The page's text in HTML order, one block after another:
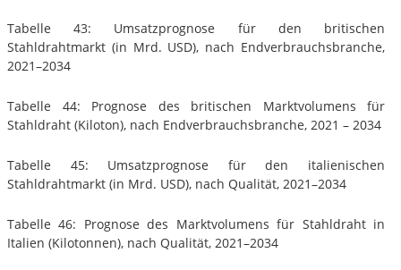
Tabelle 43: Umsatzprognose für den britischen
Stahldrahtmarkt (in Mrd. USD), nach Endverbrauchsbranche,
2021–2034
Tabelle 44: Prognose des britischen Marktvolumens für
Stahldraht (Kiloton), nach Endverbrauchsbranche, 2021 – 2034
Tabelle 45: Umsatzprognose für den italienischen
Stahldrahtmarkt (in Mrd. USD), nach Qualität, 2021–2034
Tabelle 46: Prognose des Marktvolumens für Stahldraht in
Italien (Kilotonnen), nach Qualität, 2021–2034